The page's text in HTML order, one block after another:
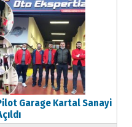
Garage Kartal Sanayi